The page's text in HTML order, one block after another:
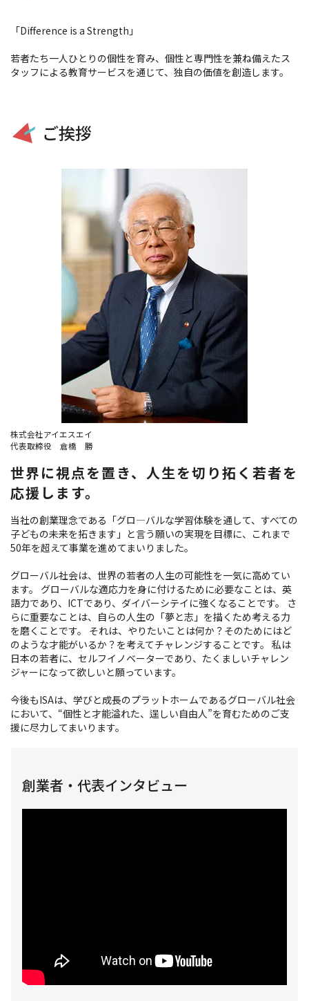
「Difference is a Strength」
若者たち一人ひとりの個性を育み、個性と専門性を兼ね備えたス
タッフによる教育サービスを通じて、独自の価値を創造します。
ご挨拶
株式会社アイエスエイ
代表取締役 倉橋 勝
世界に視点を置き、人生を切り拓く若者を
応援します。
当社の創業理念である「グロ―バルな学習体験を通して、すべての
子どもの未来を拓きます」と言う願いの実現を目標に、これまで
50年を超えて事業を進めてまいりました。
グローバル社会は、世界の若者の人生の可能性を一気に高めてい
ます。 グローバルな適応力を身に付けるために必要なことは、英
語力であり、ICTであり、ダイバーシテイに強くなることです。 さ
らに重要なことは、自らの人生の「夢と志」を描くため考える力
を磨くことです。 それは、やりたいことは何か？そのためにはど
のような才能がいるか？を考えてチャレンジすることです。 私は
日本の若者に、セルフイノベーターであり、たくましいチャレン
ジャーになって欲しいと願っています。
今後もISAは、学びと成長のプラットホームであるグローバル社会
において、“個性と才能溢れた、逞しい自由人”を育むためのご支
援に尽力してまいります。
創業者・代表インタビュー